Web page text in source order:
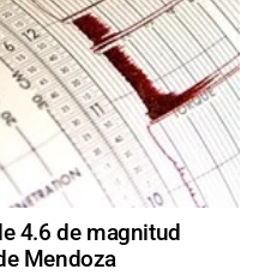
4.6 de magnitud
Mendoza